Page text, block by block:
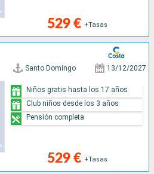
529 € +Tasas
Santo Domingo 13/12/2027
529 € +Tasas
Niños gratis hasta los 17 años
Club niños desde los 3 años
Pensión completa